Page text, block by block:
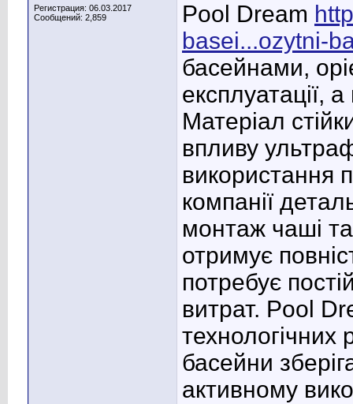
Регистрация: 06.03.2017
Сообщений: 2,859
Pool Dream
basei...ozytni-
басейнами,
експлуатації,
Матеріал
впливу
використання
компанії
монтаж чаші
отримує
потребує
витрат. Pool
технологічних
басейни
активному